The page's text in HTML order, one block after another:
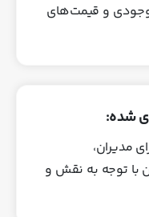
و قیمت‌های
شده:
مدیران،
با توجه به نقش‌ و